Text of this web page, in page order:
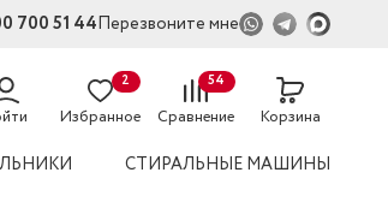
700 51 44Перезвоните мне
Избранное
2
Сравнение
54
Корзина
СТИРАЛЬНЫЕ МАШИНЫ